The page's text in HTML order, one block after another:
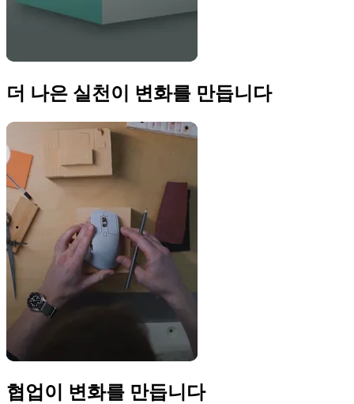
더 나은 실천이 변화를 만듭니다
협업이 변화를 만듭니다